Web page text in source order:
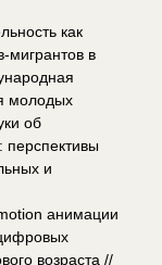
как
мигрантов в
молодых
об
и
анимации
возраста //